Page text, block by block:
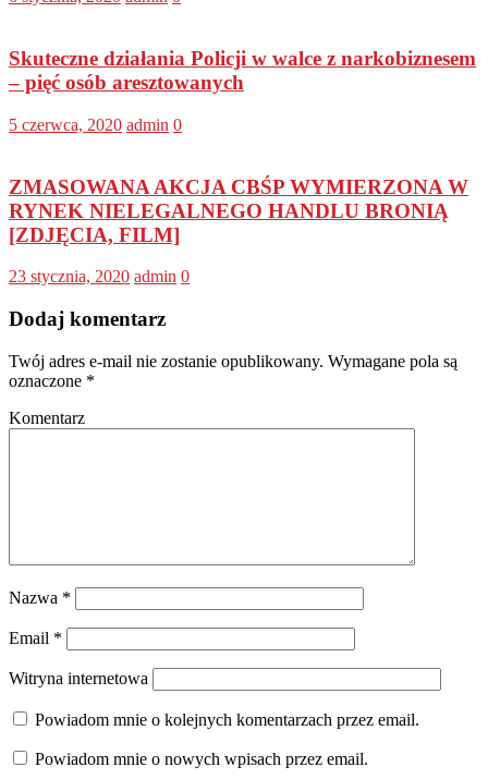
Skuteczne działania Policji w walce z narkobiznesem
– pięć osób aresztowanych
5 czerwca, 2020 admin 0
ZMASOWANA AKCJA CBŚP WYMIERZONA W
RYNEK NIELEGALNEGO HANDLU BRONIĄ
[ZDJĘCIA, FILM]
23 stycznia, 2020 admin 0
Dodaj komentarz
Twój adres e-mail nie zostanie opublikowany. Wymagane pola są
oznaczone *
Komentarz
Nazwa *
Email *
Witryna internetowa
Powiadom mnie o kolejnych komentarzach przez email.
Powiadom mnie o nowych wpisach przez email.